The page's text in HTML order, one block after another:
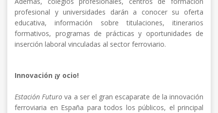
profesional y universidades darán a conocer su oferta
educativa, información sobre titulaciones, itinerarios
formativos, programas de prácticas y oportunidades de
inserción laboral vinculadas al sector ferroviario.
Innovación ¡y ocio!
Estación Futuro va a ser el gran escaparate de la innovación
ferroviaria en España para todos los públicos, el principal